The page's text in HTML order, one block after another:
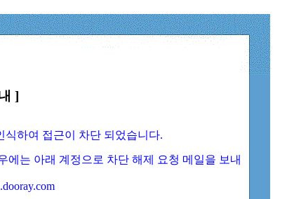
]
하여 접근이 차단 되었습니다.
에는 아래 계정으로 차단 해제 요청 메일을 보내